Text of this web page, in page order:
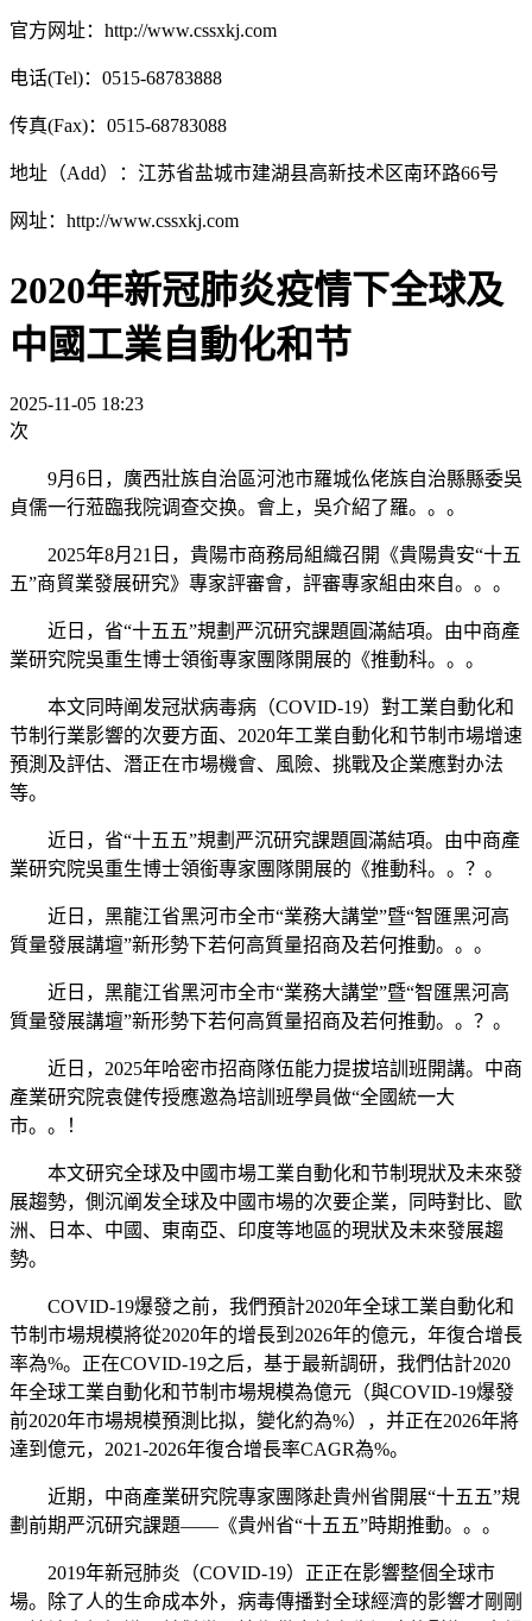
官方网址：http://www.cssxkj.com
电话(Tel)：0515-68783888
传真(Fax)：0515-68783088
地址（Add）：江苏省盐城市建湖县高新技术区南环路66号
网址：http://www.cssxkj.com
2020年新冠肺炎疫情下全球及
中國工業自動化和节
2025-11-05 18:23
次
9月6日，廣西壯族自治區河池市羅城仫佬族自治縣縣委吳
貞儒一行蒞臨我院调查交换。會上，吳介紹了羅。。。
2025年8月21日，貴陽市商務局組織召開《貴陽貴安“十五
五”商貿業發展研究》專家評審會，評審專家組由來自。。。
近日，省“十五五”規劃严沉研究課題圓滿結項。由中商產
業研究院吳重生博士領銜專家團隊開展的《推動科。。。
本文同時阐发冠狀病毒病（COVID-19）對工業自動化和
节制行業影響的次要方面、2020年工業自動化和节制市場增速
預測及評估、潛正在市場機會、風險、挑戰及企業應對办法
等。
近日，省“十五五”規劃严沉研究課題圓滿結項。由中商產
業研究院吳重生博士領銜專家團隊開展的《推動科。。？。
近日，黑龍江省黑河市全市“業務大講堂”暨“智匯黑河高
質量發展講壇”新形勢下若何高質量招商及若何推動。。。
近日，黑龍江省黑河市全市“業務大講堂”暨“智匯黑河高
質量發展講壇”新形勢下若何高質量招商及若何推動。。？。
近日，2025年哈密市招商隊伍能力提拔培訓班開講。中商
產業研究院袁健传授應邀為培訓班學員做“全國統一大
市。。！
本文研究全球及中國市場工業自動化和节制現狀及未來發
展趨勢，側沉阐发全球及中國市場的次要企業，同時對比、歐
洲、日本、中國、東南亞、印度等地區的現狀及未來發展趨
勢。
COVID-19爆發之前，我們預計2020年全球工業自動化和
节制市場規模將從2020年的增長到2026年的億元，年復合增長
率為%。正在COVID-19之后，基于最新調研，我們估計2020
年全球工業自動化和节制市場規模為億元（與COVID-19爆發
前2020年市場規模預測比拟，變化約為%），并正在2026年將
達到億元，2021-2026年復合增長率CAGR為%。
近期，中商產業研究院專家團隊赴貴州省開展“十五五”規
劃前期严沉研究課題——《貴州省“十五五”時期推動。。。
2019年新冠肺炎（COVID-19）正正在影響整個全球市
場。除了人的生命成本外，病毒傳播對全球經濟的影響才剛剛